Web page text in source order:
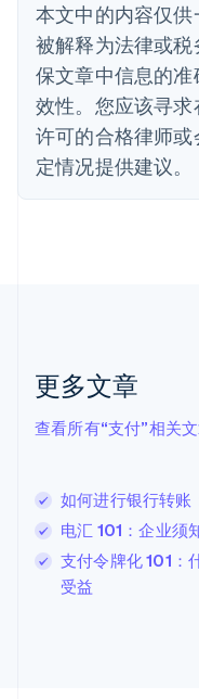
本文中的内容仅
被解释为法律或
保文章中信息的
效性。您应该寻
许可的合格律师
定情况提供建议。
更多文章
查看所有“支付”相关
如何进行银行转账
电汇 101：企业须
支付令牌化 101：
受益
English
丹麦
English
德国
DeutschEnglish
法国
FrançaisEnglish
芬兰
EnglishSvenska
English Italiano
拉脱维亚
立陶宛
DeutschEnglish
卢森堡
Français
罗马尼亚
English